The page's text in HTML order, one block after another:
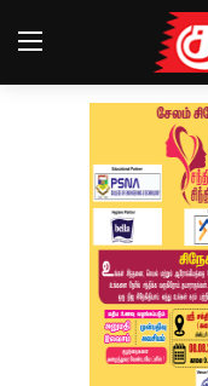
Magazines